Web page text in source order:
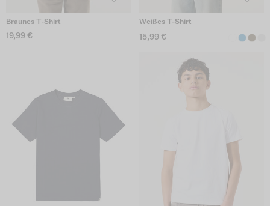
Braunes T-Shirt
19,99 €
Weißes T-Shirt
15,99 €